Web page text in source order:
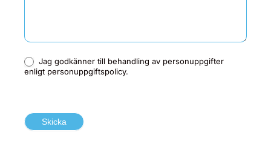
Jag godkänner till behandling av personuppgifter
enligt personuppgiftspolicy.
Skicka